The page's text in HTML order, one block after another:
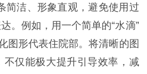
简洁、形象直观，避免使用过
。例如，用一个简单的“水滴”
图形代表住院部。将清晰的图
仅能极大提升引导效率，减